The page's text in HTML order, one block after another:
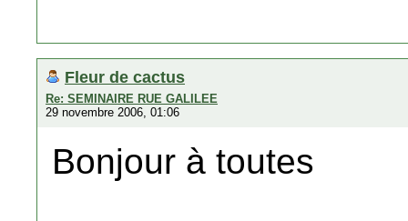
Fleur de cactus
Re: SEMINAIRE RUE GALILEE
29 novembre 2006, 01:06
Bonjour à toutes